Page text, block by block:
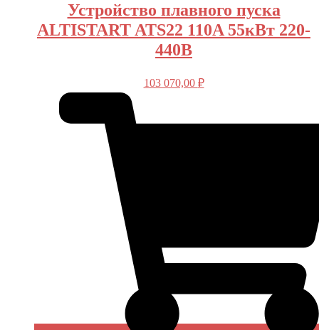
Устройство плавного пуска
ALTISTART ATS22 110A 55кВт 220-
440В
103 070,00 ₽